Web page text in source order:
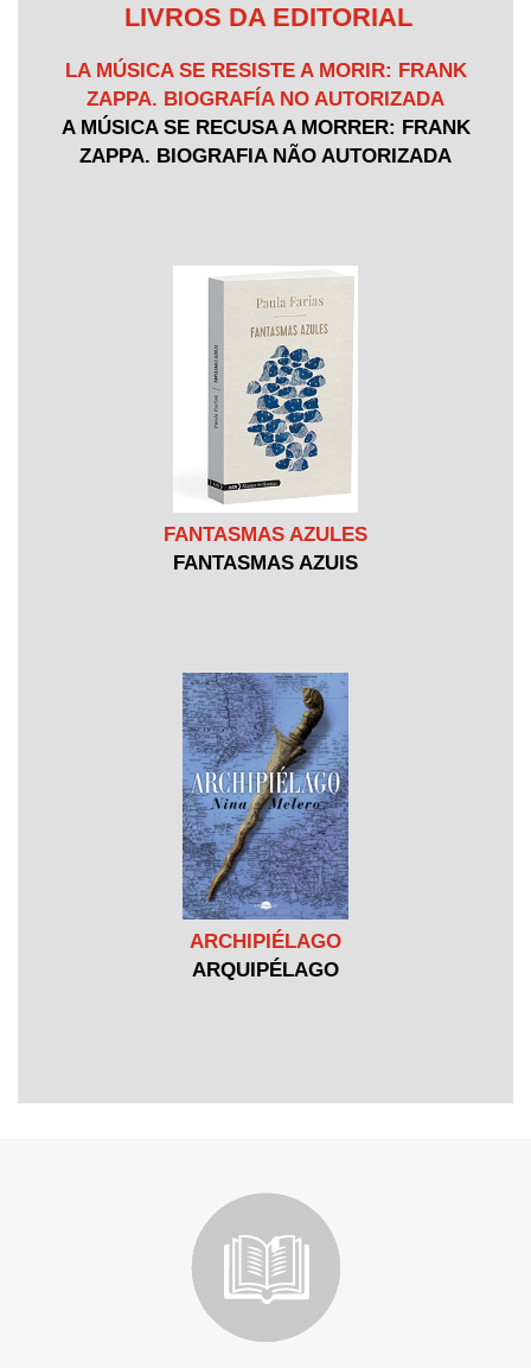
LIVROS DA EDITORIAL
LA MÚSICA SE RESISTE A MORIR: FRANK
ZAPPA. BIOGRAFÍA NO AUTORIZADA
A MÚSICA SE RECUSA A MORRER: FRANK
ZAPPA. BIOGRAFIA NÃO AUTORIZADA
FANTASMAS AZULES
FANTASMAS AZUIS
ARCHIPIÉLAGO
ARQUIPÉLAGO